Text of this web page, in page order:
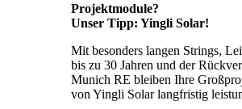
Projektmodule?
Unser Tipp: Yingli Solar!
Mit besonders langen Strings,
bis zu 30 Jahren und der
Munich RE bleiben Ihre
von Yingli Solar langfristig